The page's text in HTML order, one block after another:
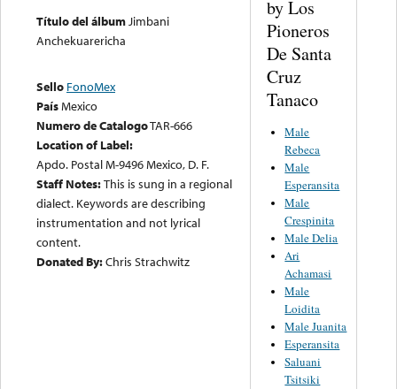
Título del álbumJimbani
Anchekuarericha
Sello FonoMex
PaísMexico
Numero de CatalogoTAR-666
Location of Label:
Apdo. Postal M-9496 Mexico, D. F.
Staff Notes:This is sung in a regional
dialect. Keywords are describing
instrumentation and not lyrical
content.
Donated By:Chris Strachwitz
by Los
Pioneros
De Santa
Cruz
Tanaco
Male
Rebeca
Male
Esperansita
Male
Crespinita
Male Delia
Ari
Achamasi
Male
Loidita
Male Juanita
Esperansita
Saluani
Tsitsiki